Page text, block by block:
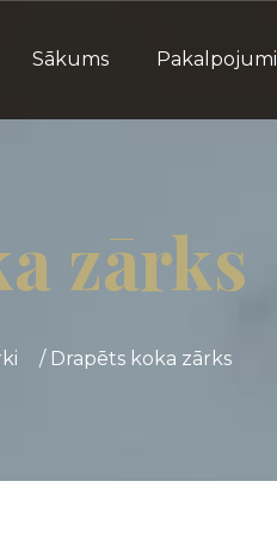
Sākums Pakalpojumi
zārks
/ Drapēts koka zārks